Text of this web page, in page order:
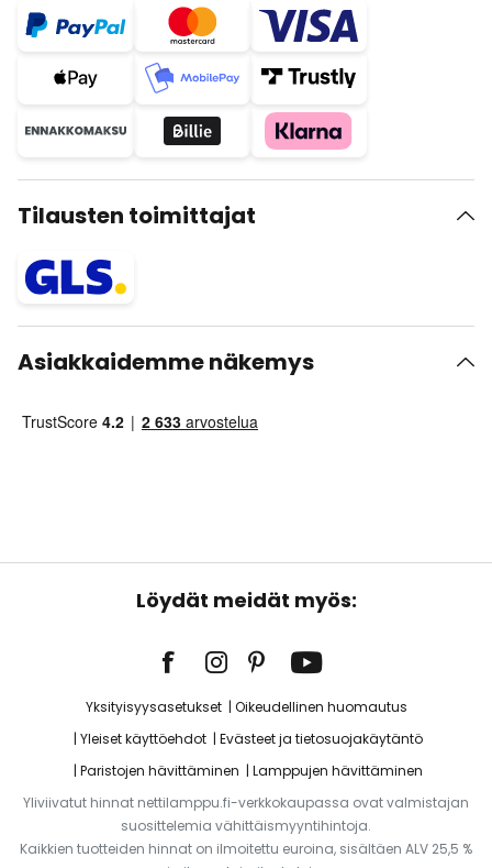
Tilausten toimittajat
Asiakkaidemme näkemys
Löydät meidät myös:
Yksityisyysasetukset
Oikeudellinen huomautus
Yleiset käyttöehdot
Evästeet ja tietosuojakäytäntö
Paristojen hävittäminen
Lamppujen hävittäminen
Yliviivatut hinnat nettilamppu.fi-verkkokaupassa ovat valmistajan
suosittelemia vähittäismyyntihintoja.
Kaikkien tuotteiden hinnat on ilmoitettu euroina, sisältäen ALV 25,5 %